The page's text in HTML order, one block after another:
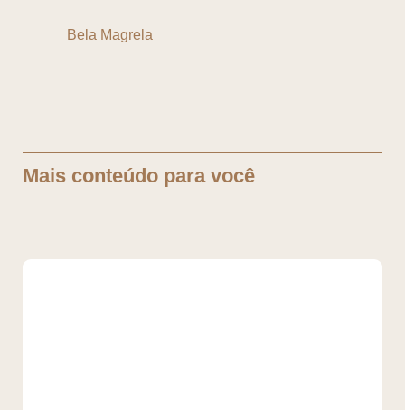
Bela Magrela
Mais conteúdo para você